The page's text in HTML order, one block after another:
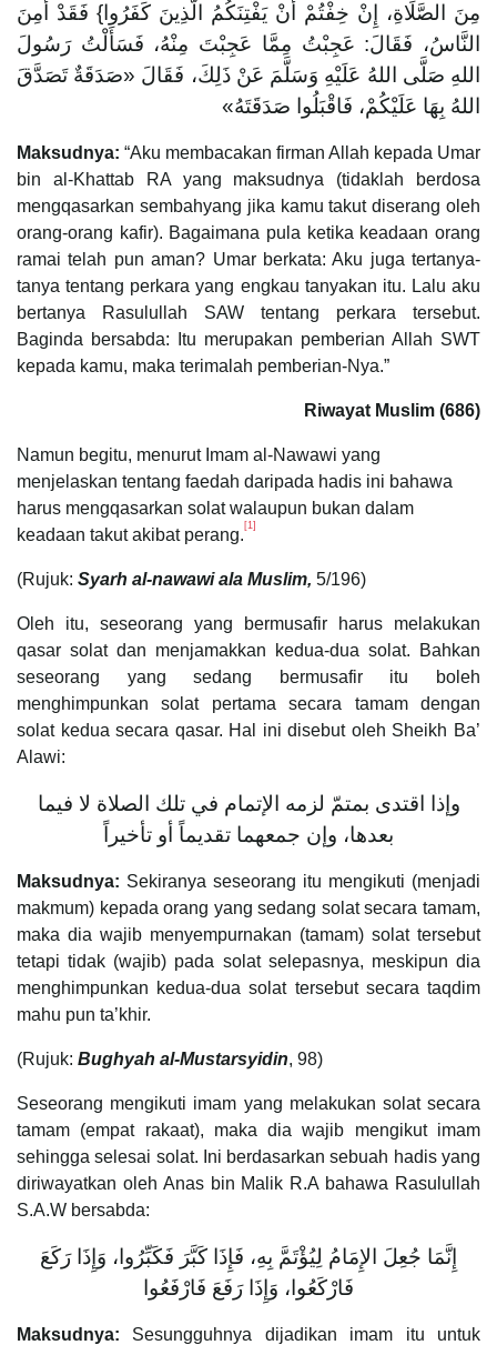
مِنَ الصَّلَاةِ، إِنْ خِفْتُمْ أَنْ يَفْتِنَكُمُ الَّذِينَ كَفَرُوا} فَقَدْ أَمِنَ
النَّاسُ، فَقَالَ: ‌عَجِبْتُ ‌مِمَّا ‌عَجِبْتَ ‌مِنْهُ، ‌فَسَأَلْتُ ‌رَسُولَ
اللهِ صَلَّى اللهُ عَلَيْهِ وَسَلَّمَ عَنْ ذَلِكَ، فَقَالَ «صَدَقَةٌ تَصَدَّقَ
اللهُ بِهَا عَلَيْكُمْ، فَاقْبَلُوا صَدَقَتَهُ»
Maksudnya: “Aku membacakan firman Allah kepada Umar
bin al-Khattab RA yang maksudnya (tidaklah berdosa
mengqasarkan sembahyang jika kamu takut diserang oleh
orang-orang kafir). Bagaimana pula ketika keadaan orang
ramai telah pun aman? Umar berkata: Aku juga tertanya-
tanya tentang perkara yang engkau tanyakan itu. Lalu aku
bertanya Rasulullah SAW tentang perkara tersebut.
Baginda bersabda: Itu merupakan pemberian Allah SWT
kepada kamu, maka terimalah pemberian-Nya.”
Riwayat Muslim (686)
Namun begitu, menurut Imam al-Nawawi yang
menjelaskan tentang faedah daripada hadis ini bahawa
harus mengqasarkan solat walaupun bukan dalam
keadaan takut akibat perang. [1]
(Rujuk: Syarh al-nawawi ala Muslim, 5/196)
Oleh itu, seseorang yang bermusafir harus melakukan
qasar solat dan menjamakkan kedua-dua solat. Bahkan
seseorang yang sedang bermusafir itu boleh
menghimpunkan solat pertama secara tamam dengan
solat kedua secara qasar. Hal ini disebut oleh Sheikh Ba’
Alawi:
وإذا اقتدى بمتمّ لزمه الإتمام في تلك الصلاة لا فيما
بعدها، وإن جمعهما تقديماً أو تأخيراً
Maksudnya: Sekiranya seseorang itu mengikuti (menjadi
makmum) kepada orang yang sedang solat secara tamam,
maka dia wajib menyempurnakan (tamam) solat tersebut
tetapi tidak (wajib) pada solat selepasnya, meskipun dia
menghimpunkan kedua-dua solat tersebut secara taqdim
mahu pun ta’khir.
(Rujuk: Bughyah al-Mustarsyidin, 98)
Seseorang mengikuti imam yang melakukan solat secara
tamam (empat rakaat), maka dia wajib mengikut imam
sehingga selesai solat. Ini berdasarkan sebuah hadis yang
diriwayatkan oleh Anas bin Malik R.A bahawa Rasulullah
S.A.W bersabda:
إِنَّمَا جُعِلَ الإِمَامُ لِيُؤْتَمَّ بِهِ، فَإِذَا كَبَّرَ فَكَبِّرُوا، وَإِذَا رَكَعَ
فَارْكَعُوا، وَإِذَا رَفَعَ فَارْفَعُوا
Maksudnya: Sesungguhnya dijadikan imam itu untuk